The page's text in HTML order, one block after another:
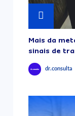
Mais da
sinais de
dr.consulta